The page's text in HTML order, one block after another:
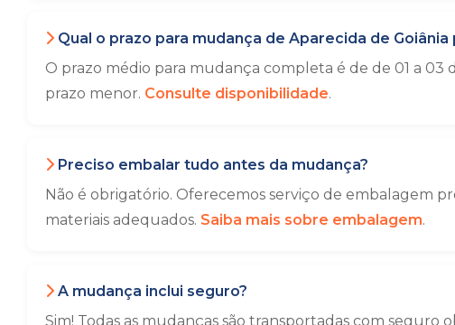
Qual o prazo para mudança de Aparecida de Goiânia
O prazo médio para mudança completa é de de 01 a
prazo menor. Consulte disponibilidade.
Preciso embalar tudo antes da mudança?
Não é obrigatório. Oferecemos serviço de embalagem
materiais adequados. Saiba mais sobre embalagem.
A mudança inclui seguro?
Sim! Todas as mudanças são transportadas com